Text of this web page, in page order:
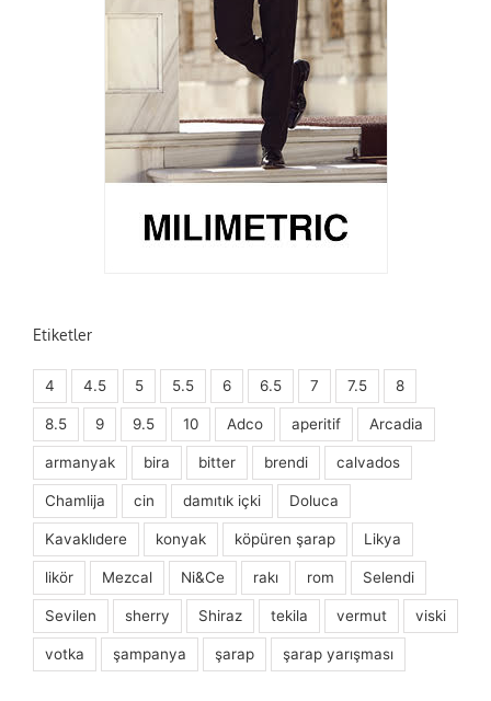
Etiketler
4 4.5 5 5.5 6 6.5 7 7.5 8
8.5 9 9.5 10 Adco aperitif Arcadia
armanyak bira bitter brendi calvados
Chamlija cin damıtık içki Doluca
Kavaklıdere konyak köpüren şarap Likya
likör Mezcal Ni&Ce rakı rom Selendi
Sevilen sherry Shiraz tekila vermut viski
votka şampanya şarap şarap yarışması